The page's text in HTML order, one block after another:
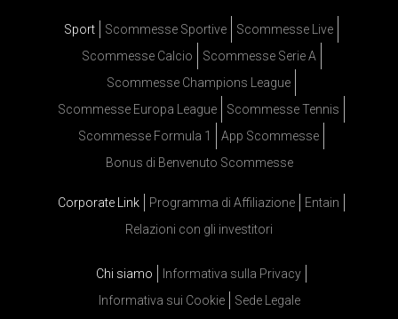
Sport Scommesse Sportive
Scommesse Live
Scommesse Calcio
Scommesse Serie A
Scommesse Champions League
Scommesse Europa League
Scommesse Tennis
Scommesse Formula 1
App Scommesse
Bonus di Benvenuto Scommesse
Corporate Link Programma di Affiliazione
Entain
Relazioni con gli investitori
Chi siamo
Informativa sulla Privacy
Informativa sui Cookie
Sede Legale